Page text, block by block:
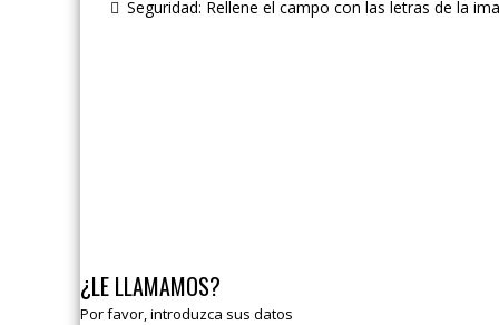
Seguridad: Rellene el campo con las letras de la
¿LE LLAMAMOS?
Por favor, introduzca sus datos